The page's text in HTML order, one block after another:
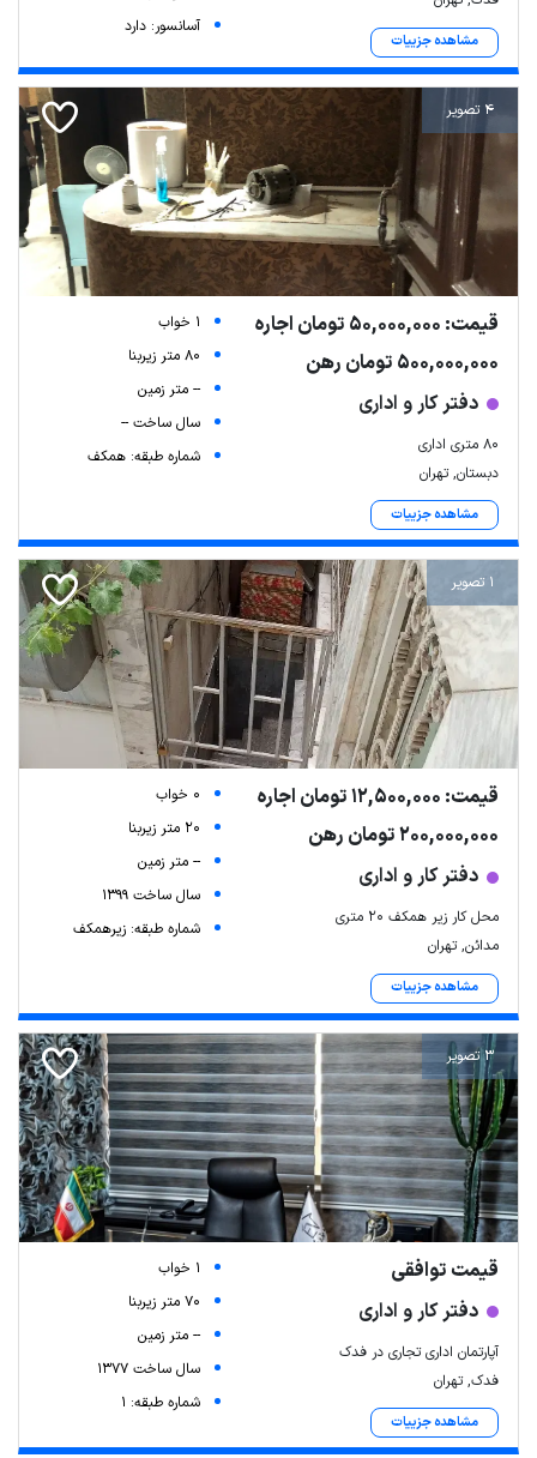
مشاهده جزییات
آسانسور: دارد
4 تصویر
قیمت: 50,000,000 تومان اجاره
500,000,000 تومان رهن
دفتر کار و اداری
۸۰ متری اداری
دبستان, تهران
مشاهده جزییات
1 خواب
80 متر زیربنا
-- متر زمین
سال ساخت --
شماره طبقه: همکف
1 تصویر
قیمت: 12,500,000 تومان اجاره
200,000,000 تومان رهن
دفتر کار و اداری
محل کار زیر همکف ۲۰ متری
مدائن, تهران
مشاهده جزییات
0 خواب
20 متر زیربنا
-- متر زمین
سال ساخت 1399
شماره طبقه: زیرهمکف
3 تصویر
قیمت توافقی
دفتر کار و اداری
آپارتمان اداری تجاری در فدک
فدک, تهران
مشاهده جزییات
1 خواب
70 متر زیربنا
-- متر زمین
سال ساخت 1377
شماره طبقه: 1